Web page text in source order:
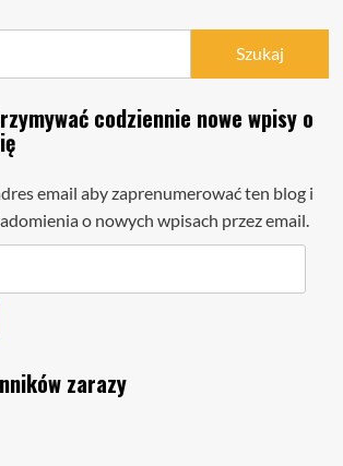
codziennie nowe wpisy o
email aby zaprenumerować ten blog i
o nowych wpisach przez email.
zarazy